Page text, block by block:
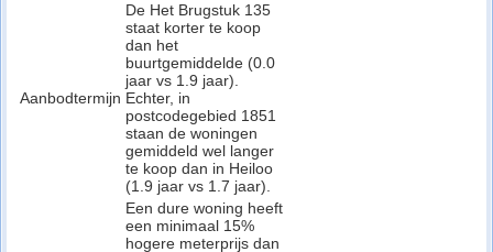
Aanbodtermijn
De Het Brugstuk 135
staat korter te koop
dan het
buurtgemiddelde (0.0
jaar vs 1.9 jaar).
Echter, in
postcodegebied 1851
staan de woningen
gemiddeld wel langer
te koop dan in Heiloo
(1.9 jaar vs 1.7 jaar).
Een dure woning heeft
een minimaal 15%
hogere meterprijs dan